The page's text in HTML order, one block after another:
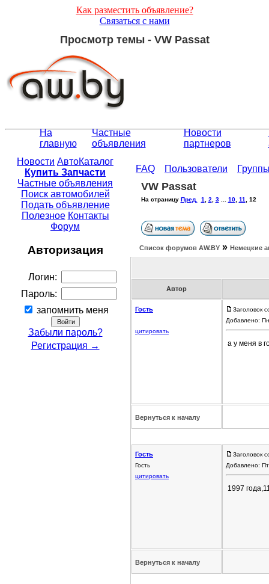
Как разместить объявление?
Связаться с нами
Просмотр темы - VW Passat
На
главную
Частные
объявления
Новости
партнеров
Новости АвтоКаталог
Купить Запчасти
Частные объявления
Поиск автомобилей
Подать объявление
Полезное Контакты
Форум
Авторизация
Логин:
Пароль:
запомнить меня
Забыли пароль?
Регистрация →
FAQ Пользователи
VW Passat
На страницу Пред. 1 2 3... 10, 11 12
Список форумов АW.BY » Немецкие
Автор
Гость
цитировать
Заголовок
Добавлено:
а у меня в
Вернуться к началу
Гость
Гость
цитировать
Заголовок
Добавлено:
1997
Вернуться к началу